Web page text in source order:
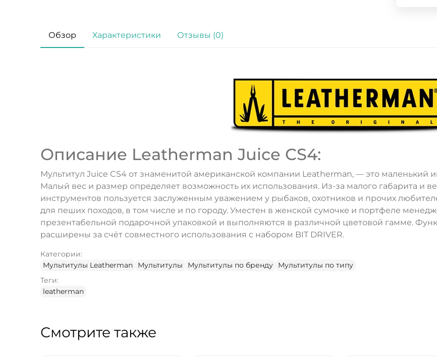
Обзор Характеристики Отзывы (0)
Описание Leatherman Juice CS4:
Мультитул Juice CS4 от знаменитой американской компании Leatherman, — это
Малый вес и размер определяет возможность их использования. Из-за малого габарита и
инструментов пользуется заслуженным уважением у рыбаков, охотников и прочих
для пеших походов, в том числе и по городу. Уместен в женской сумочке и портфеле
презентабельной подарочной упаковкой и выполняются в различной цветовой гамме.
расширены за счёт совместного использования с набором BIT DRIVER.
Категории:
Мультитулы Leatherman
Мультитулы Мультитулы по бренду
Мультитулы по типу
Теги:
leatherman
Смотрите также